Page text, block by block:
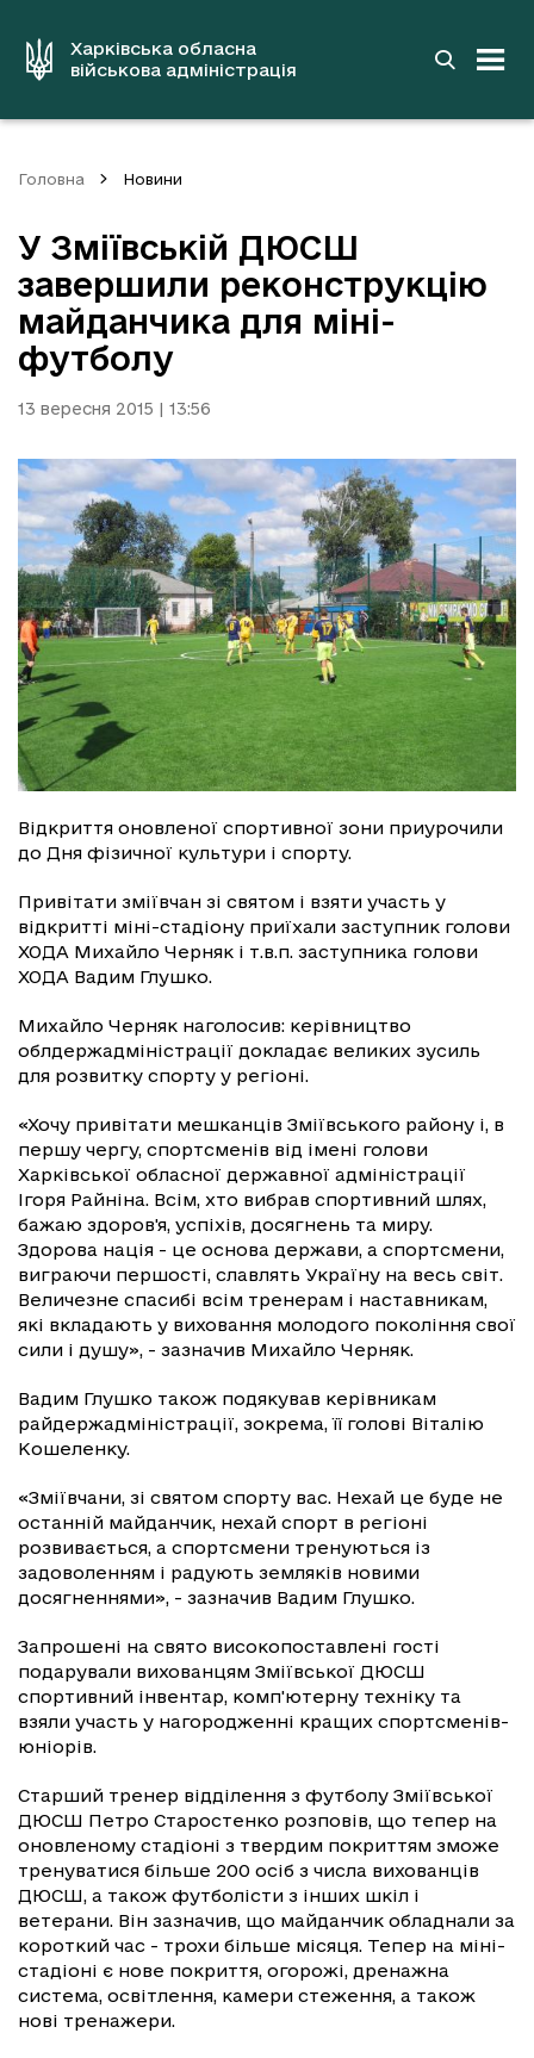
вмістуХарківська обласна
військова адміністрація
Головна Новини
У Зміївській ДЮСШ
завершили реконструкцію
майданчика для міні-
футболу
13 вересня 2015 | 13:56
Відкриття оновленої спортивної зони приурочили
до Дня фізичної культури і спорту.
Привітати зміївчан зі святом і взяти участь у
відкритті міні-стадіону приїхали заступник голови
ХОДА Михайло Черняк і т.в.п. заступника голови
ХОДА Вадим Глушко.
Михайло Черняк наголосив: керівництво
облдержадміністрації докладає великих зусиль
для розвитку спорту у регіоні.
«Хочу привітати мешканців Зміївського району і, в
першу чергу, спортсменів від імені голови
Харківської обласної державної адміністрації
Ігоря Райніна. Всім, хто вибрав спортивний шлях,
бажаю здоров'я, успіхів, досягнень та миру.
Здорова нація - це основа держави, а спортсмени,
виграючи першості, славлять Україну на весь світ.
Величезне спасибі всім тренерам і наставникам,
які вкладають у виховання молодого покоління свої
сили і душу», - зазначив Михайло Черняк.
Вадим Глушко також подякував керівникам
райдержадміністрації, зокрема, її голові Віталію
Кошеленку.
«Зміївчани, зі святом спорту вас. Нехай це буде не
останній майданчик, нехай спорт в регіоні
розвивається, а спортсмени тренуються із
задоволенням і радують земляків новими
досягненнями», - зазначив Вадим Глушко.
Запрошені на свято високопоставлені гості
подарували вихованцям Зміївської ДЮСШ
спортивний інвентар, комп'ютерну техніку та
взяли участь у нагородженні кращих спортсменів-
юніорів.
Старший тренер відділення з футболу Зміївської
ДЮСШ Петро Старостенко розповів, що тепер на
оновленому стадіоні з твердим покриттям зможе
тренуватися більше 200 осіб з числа вихованців
ДЮСШ, а також футболісти з інших шкіл і
ветерани. Він зазначив, що майданчик обладнали за
короткий час - трохи більше місяця. Тепер на міні-
стадіоні є нове покриття, огорожі, дренажна
система, освітлення, камери стеження, а також
нові тренажери.